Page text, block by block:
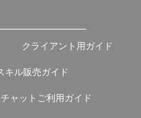
クライアント用ガイド
キル販売ガイド
チャットご利用ガイド